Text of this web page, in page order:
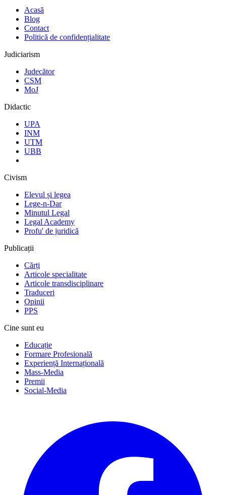
Acasă
Blog
Contact
Politică de confidențialitate
Judiciarism
Judecător
CSM
MoJ
Didactic
UPA
INM
UTM
UBB
Civism
Elevul și legea
Lege-n-Dar
Minutul Legal
Legal Academy
Profu' de juridică
Publicații
Cărți
Articole specialitate
Articole transdisciplinare
Traduceri
Opinii
PPS
Cine sunt eu
Educație
Formare Profesională
Experiență Internațională
Mass-Media
Premii
Social-Media